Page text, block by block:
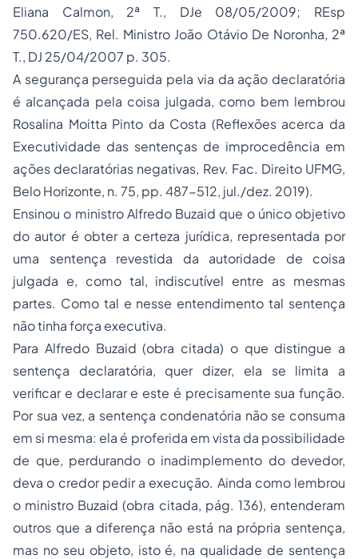
Eliana Calmon, 2ª T., DJe 08/05/2009; REsp
750.620/ES, Rel. Ministro João Otávio De Noronha, 2ª
T., DJ 25/04/2007 p. 305.
A segurança perseguida pela via da ação declaratória
é alcançada pela coisa julgada, como bem lembrou
Rosalina Moitta Pinto da Costa (Reflexões acerca da
Executividade das sentenças de improcedência em
ações declaratórias negativas, Rev. Fac. Direito UFMG,
Belo Horizonte, n. 75, pp. 487-512, jul./dez. 2019).
Ensinou o ministro Alfredo Buzaid que o único objetivo
do autor é obter a certeza jurídica, representada por
uma sentença revestida da autoridade de coisa
julgada e, como tal, indiscutível entre as mesmas
partes. Como tal e nesse entendimento tal sentença
não tinha força executiva.
Para Alfredo Buzaid (obra citada) o que distingue a
sentença declaratória, quer dizer, ela se limita a
verificar e declarar e este é precisamente sua função.
Por sua vez, a sentença condenatória não se consuma
em si mesma: ela é proferida em vista da possibilidade
de que, perdurando o inadimplemento do devedor,
deva o credor pedir a execução. Ainda como lembrou
o ministro Buzaid (obra citada, pág. 136), entenderam
outros que a diferença não está na própria sentença,
mas no seu objeto, isto é, na qualidade de sentença